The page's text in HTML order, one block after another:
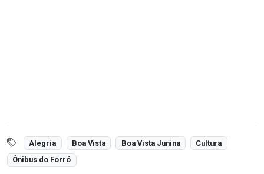
Alegria Boa Vista Boa Vista Junina
Cultura
Ônibus do Forró